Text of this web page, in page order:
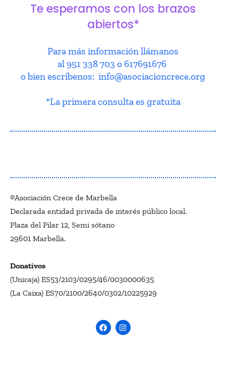
Te esperamos con los brazos
abiertos*
Para más información llámanos
al 951 338 703 o 617691676
o bien escríbenos: info@asociacioncrece.org
*La primera consulta es gratuita
®Asociación Crece de Marbella
Declarada entidad privada de interés público local.
Plaza del Pilar 12, Semi sótano
29601 Marbella.
Donativos
(Unicaja) ES53/2103/0295/46/0030000635
(La Caixa) ES70/2100/2640/0302/10225929